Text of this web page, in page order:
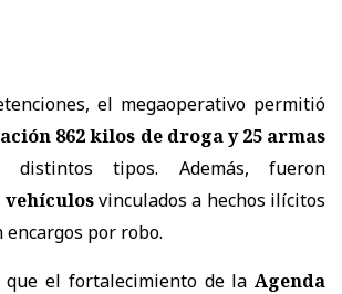
el megaoperativo permitió
862 kilos de droga y 25 armas
tipos. Además, fueron
vehículosvinculados a hechos ilícitos
por robo.
que el fortalecimiento de la Agenda